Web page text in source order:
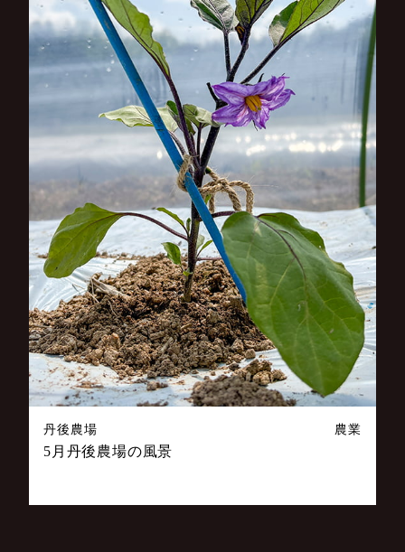
丹後農場 農業
5月丹後農場の風景